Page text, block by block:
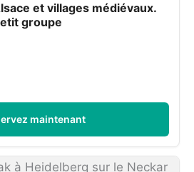
et villages médiévaux.
groupe
maintenant